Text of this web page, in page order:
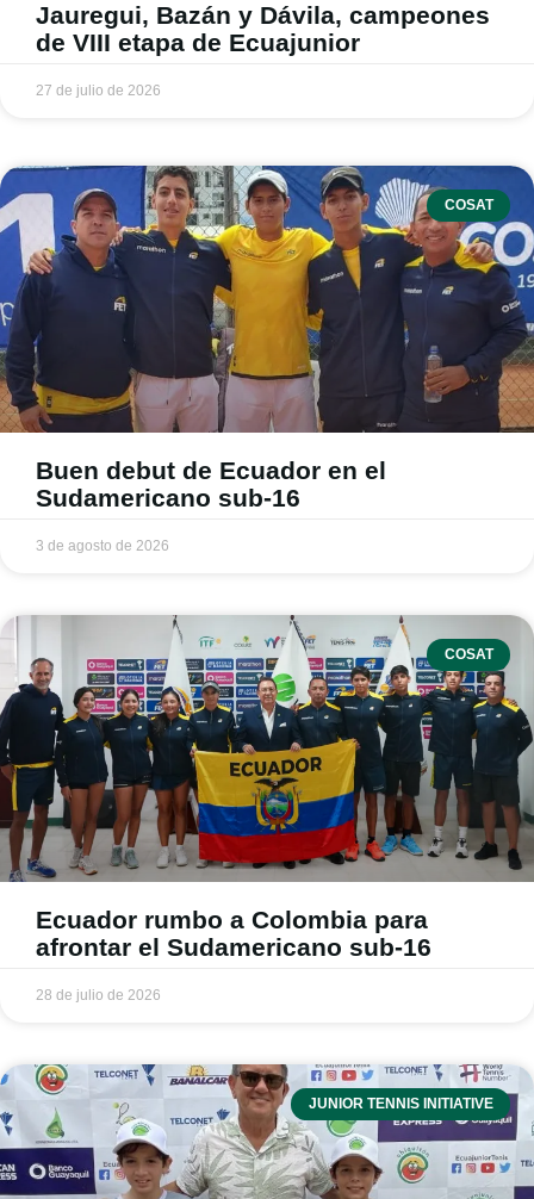
Jauregui, Bazán y Dávila, campeones
de VIII etapa de Ecuajunior
27 de julio de 2026
COSAT
Buen debut de Ecuador en el
Sudamericano sub-16
3 de agosto de 2026
COSAT
Ecuador rumbo a Colombia para
afrontar el Sudamericano sub-16
28 de julio de 2026
JUNIOR TENNIS INITIATIVE